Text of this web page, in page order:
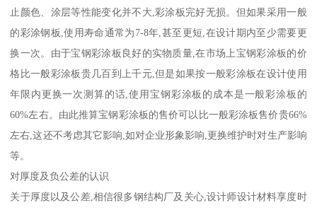
止颜色、涂层等性能变化并不大,彩涂板完好无损。但如果采用一般
的彩涂钢板,使用寿命通常为7-8年,甚至更短,在设计期内至少需要更
换一次。由于宝钢彩涂板良好的实物质量,在市场上宝钢彩涂板的价
格比一般彩涂板贵几百到上千元,但是如果按一般彩涂板在设计使用
年限内更换一次测算的话,使用宝钢彩涂板的成本是一般彩涂板的
60%左右。由此推算宝钢彩涂板的售价可以比一般彩涂板售价贵66%
左右,这还不考虑其它影响,如对企业形象影响,更换维护时对生产影响
等。
对厚度及负公差的认识
关于厚度以及公差,相信很多钢结构厂及关心,设计师设计材料享度时